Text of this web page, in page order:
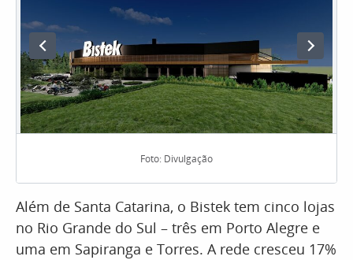
Foto: Divulgação
Além de Santa Catarina, o Bistek tem cinco lojas
no Rio Grande do Sul – três em Porto Alegre e
uma em Sapiranga e Torres. A rede cresceu 17%